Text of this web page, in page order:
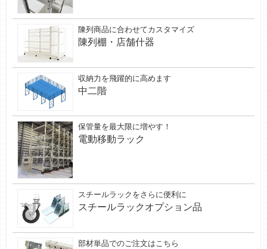
陳列商品に合わせてカスタマイズ
陳列棚・店舗什器
収納力を飛躍的に高めます
中二階
保管量を最大限に増やす！
電動移動ラック
スチールラックをさらに便利に
スチールラックオプション品
部材単品でのご注文はこちら